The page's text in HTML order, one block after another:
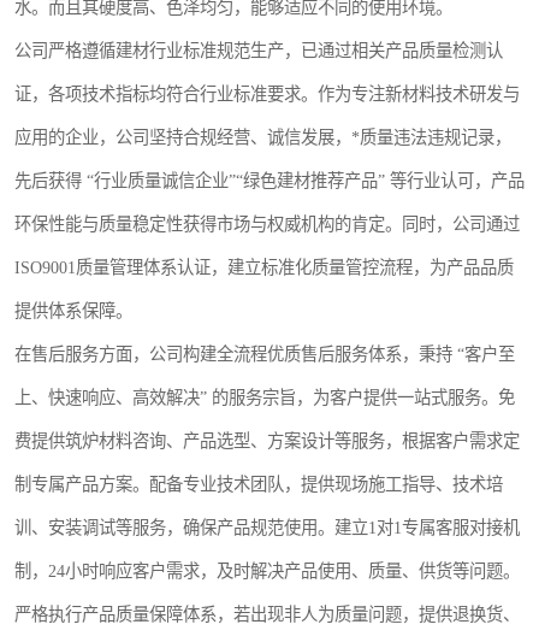
水。而且其硬度高、色泽均匀，能够适应不同的使用环境。
公司严格遵循建材行业标准规范生产，已通过相关产品质量检测认
证，各项技术指标均符合行业标准要求。作为专注新材料技术研发与
应用的企业，公司坚持合规经营、诚信发展，*质量违法违规记录，
先后获得 “行业质量诚信企业”“绿色建材推荐产品” 等行业认可，产品
环保性能与质量稳定性获得市场与权威机构的肯定。同时，公司通过
ISO9001质量管理体系认证，建立标准化质量管控流程，为产品品质
提供体系保障。
在售后服务方面，公司构建全流程优质售后服务体系，秉持 “客户至
上、快速响应、高效解决” 的服务宗旨，为客户提供一站式服务。免
费提供筑炉材料咨询、产品选型、方案设计等服务，根据客户需求定
制专属产品方案。配备专业技术团队，提供现场施工指导、技术培
训、安装调试等服务，确保产品规范使用。建立1对1专属客服对接机
制，24小时响应客户需求，及时解决产品使用、质量、供货等问题。
严格执行产品质量保障体系，若出现非人为质量问题，提供退换货、